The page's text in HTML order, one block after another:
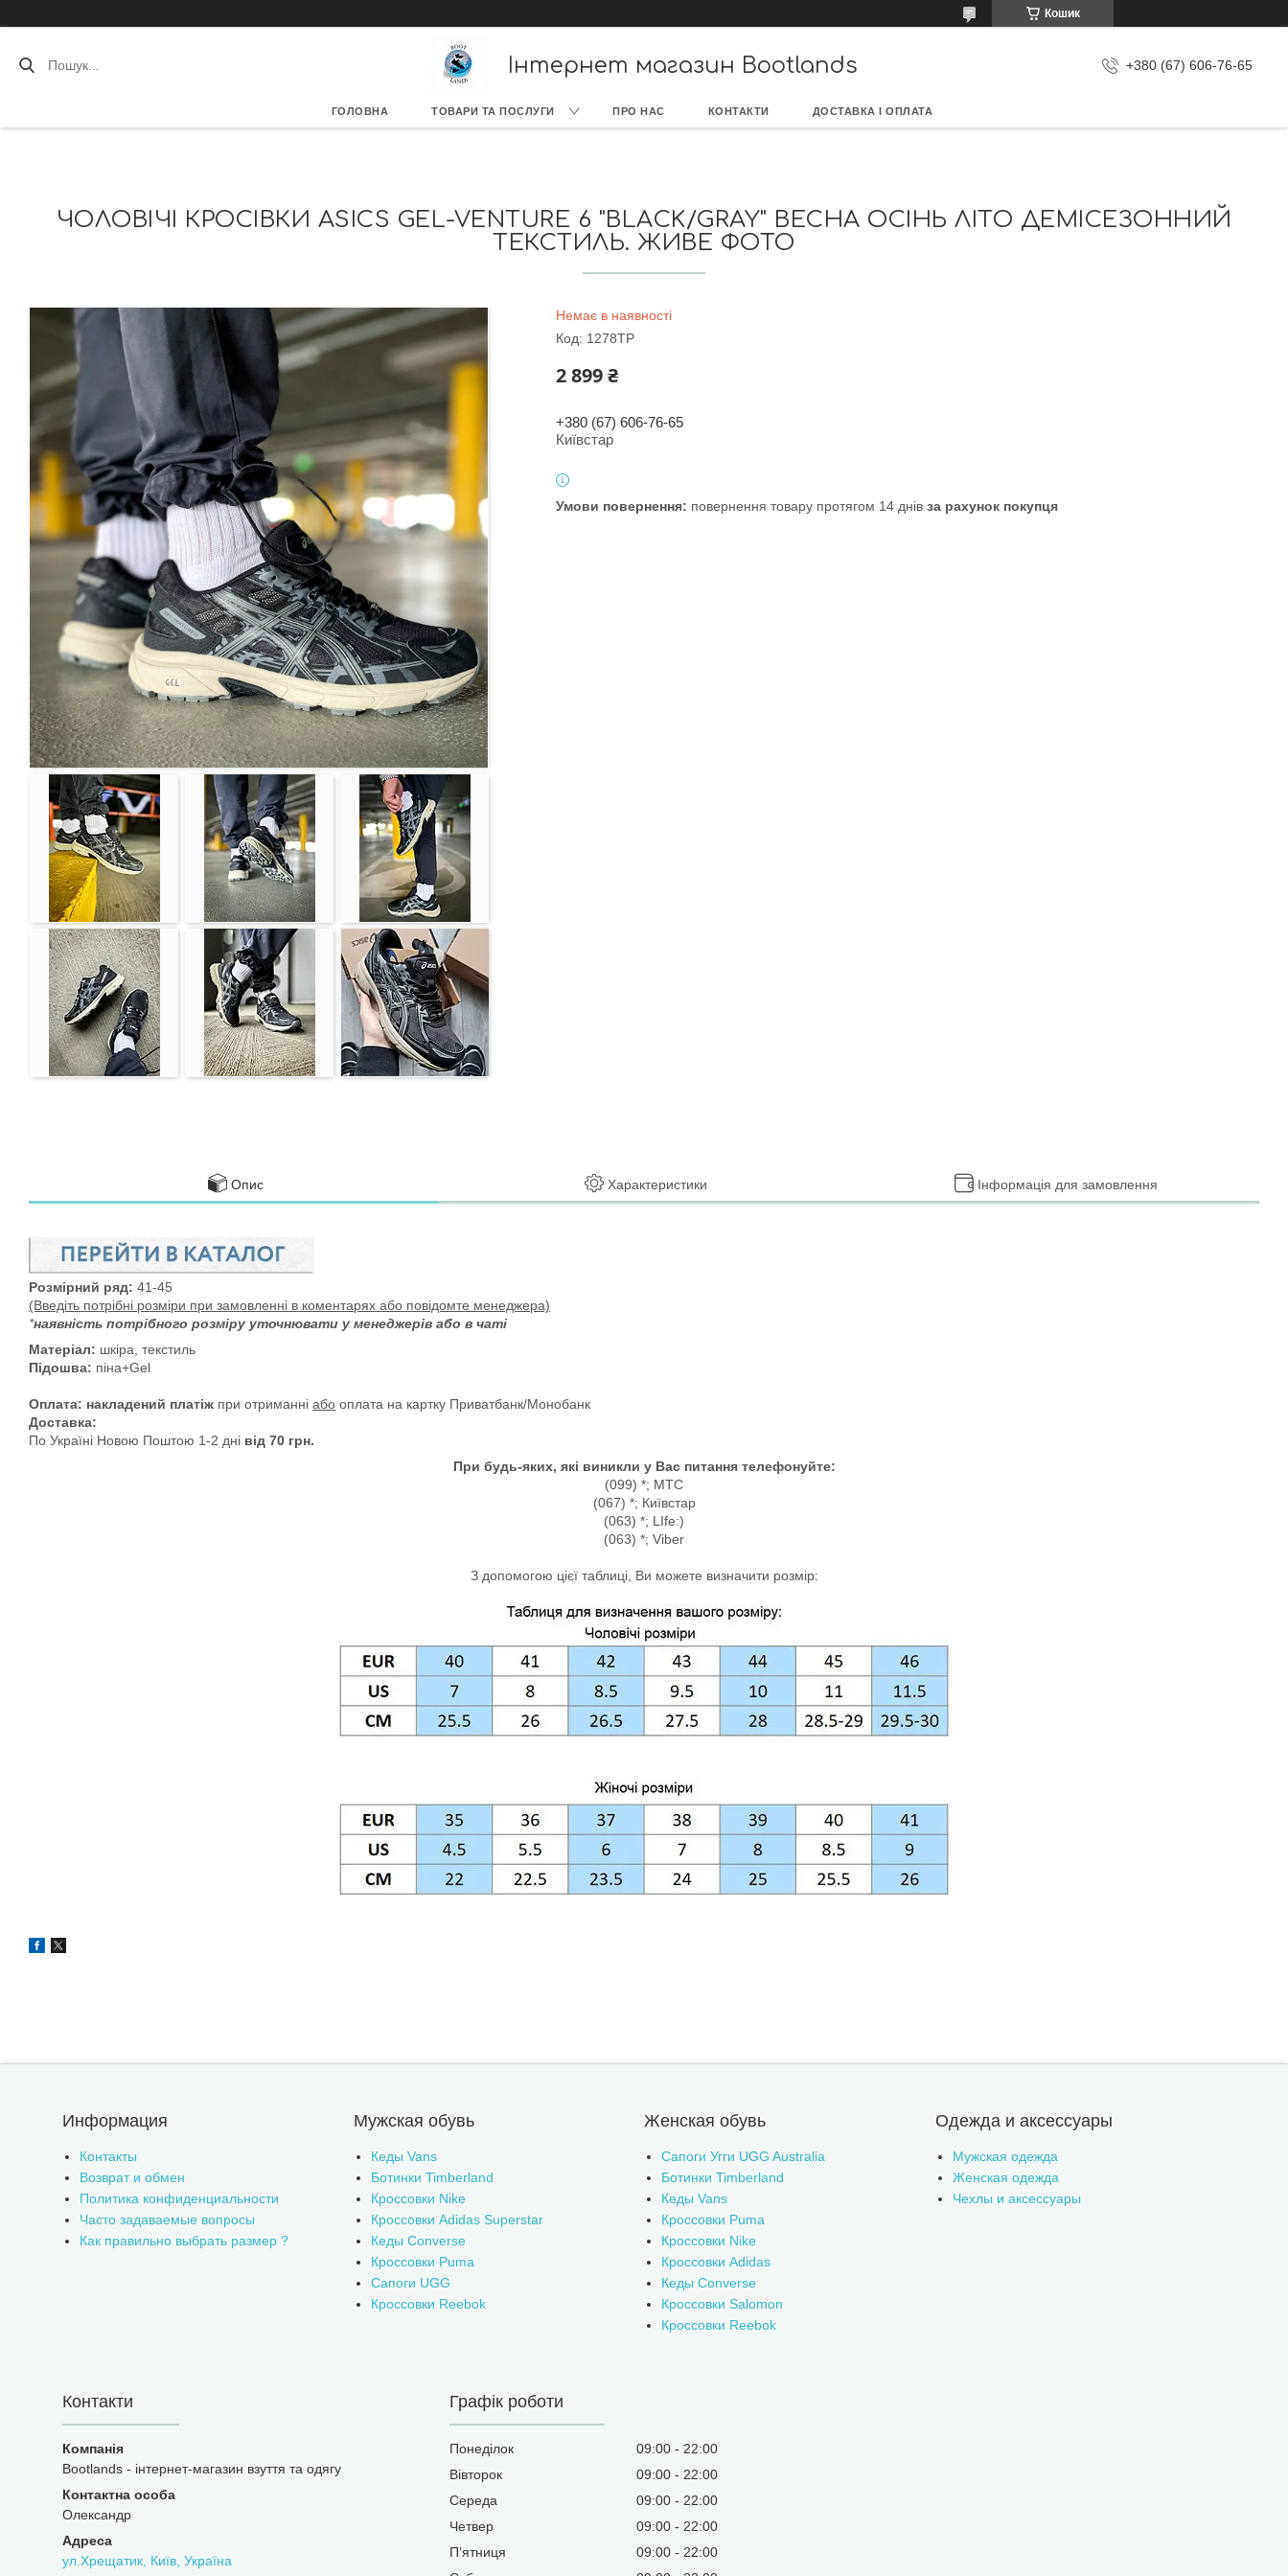
Кошик
Інтернет магазин Bootlands +380 (67) 606-76-65
ГОЛОВНА ТОВАРИ ТА ПОСЛУГИ ПРО НАС КОНТАКТИ ДОСТАВКА І ОПЛАТА
ЧОЛОВІЧІ КРОСІВКИ ASICS GEL-VENTURE 6 "BLACK/GRAY" ВЕСНА ОСІНЬ ЛІТО ДЕМІСЕЗОННИЙ
ТЕКСТИЛЬ. ЖИВЕ ФОТО
Немає в наявності
Код: 1278TP
2 899 ₴
+380 (67) 606-76-65
Київстар
повернення товару протягом 14 днів за рахунок покупця
Опис Характеристики Інформація для замовлення
Розмірний ряд: 41-45
(Введіть потрібні розміри при замовленні в коментарях або повідомте менеджера)
*наявність потрібного розміру уточнювати у менеджерів або в чаті
Матеріал: шкіра, текстиль
Підошва: піна+Gel
Оплата: накладений платіж при отриманні або оплата на картку Приватбанк/Монобанк
Доставка:
По Україні Новою Поштою 1-2 дні від 70 грн.
При будь-яких, які виникли у Вас питання телефонуйте:
(099) *; МТС
(067) *; Київстар
(063) *; LIfe:)
(063) *; Viber
З допомогою цієї таблиці, Ви можете визначити розмір:
Информация
Контакты
Возврат и обмен
Политика конфиденциальности
Часто задаваемые вопросы
Как правильно выбрать размер ?
Мужская обувь
Кеды Vans
Ботинки Timberland
Кроссовки Nike
Кроссовки Adidas Superstar
Кеды Converse
Кроссовки Puma
Сапоги UGG
Кроссовки Reebok
Женская обувь
Сапоги Угги UGG Australia
Ботинки Timberland
Кеды Vans
Кроссовки Puma
Кроссовки Nike
Кроссовки Adidas
Кеды Converse
Кроссовки Salomon
Кроссовки Reebok
Одежда и аксессуары
Мужская одежда
Женская одежда
Чехлы и аксессуары
Контакти
Bootlands - інтернет-магазин взуття та одягу
Олександр
ул.Хрещатик, Київ, Україна
Графік роботи
Понеділок 09:00
22:00
Вівторок
09:00
22:00
Середа
09:00
22:00
Четвер
09:00
22:00
Пʼятниця
09:00
22:00